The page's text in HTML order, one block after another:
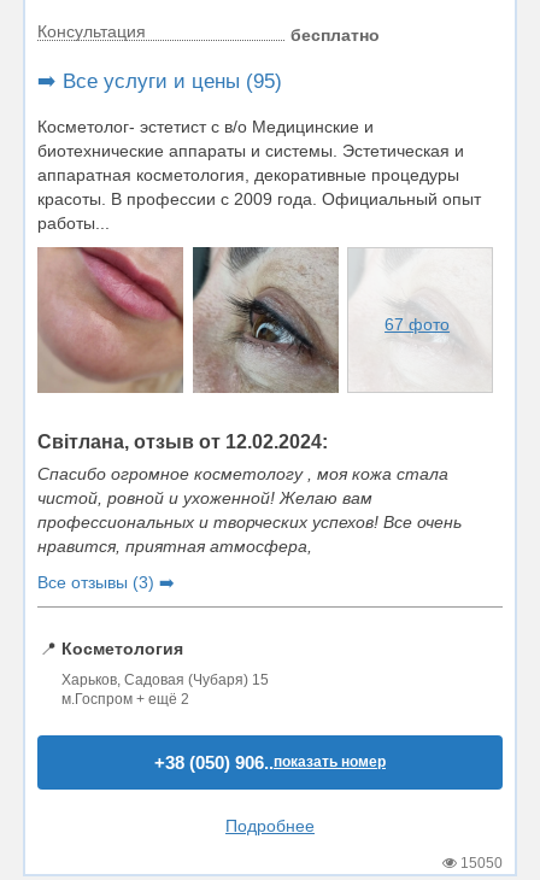
Консультация бесплатно
➡️ Все услуги и цены (95)
Косметолог- эстетист с в/о Медицинские и
биотехнические аппараты и системы. Эстетическая и
аппаратная косметология, декоративные процедуры
красоты. В профессии с 2009 года. Официальный опыт
работы...
67 фото
Світлана, отзыв от 12.02.2024:
Спасибо огромное косметологу , моя кожа стала
чистой, ровной и ухоженной! Желаю вам
профессиональных и творческих успехов! Все очень
нравится, приятная атмосфера,
Все отзывы (3) ➡️
📍 Косметология
Харьков, Садовая (Чубаря) 15
м.Госпром + ещё 2
+38 (050) 906..показать номер
Подробнее
15050